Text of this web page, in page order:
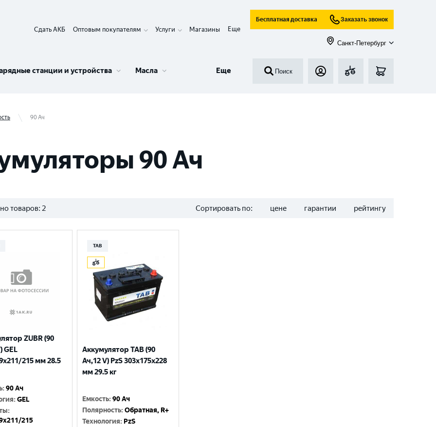
Сдать АКБ Оптовым покупателям Услуги Магазины Еще
Бесплатная доставка Заказать звонок
Санкт-Петербург
станции и устройства Масла Еще Поиск
90 Ач
90 Ач
товаров: 2 Сортировать по: цене гарантии рейтингу
ZUBR (90
GEL
215 мм 28.5
:90 Ач
:GEL
:
215
TAB
Аккумулятор TAB (90
Ач,12 V) PzS 303x175x228
мм 29.5 кг
Емкость:90 Ач
Полярность:Обратная, R+
Технология: PzS